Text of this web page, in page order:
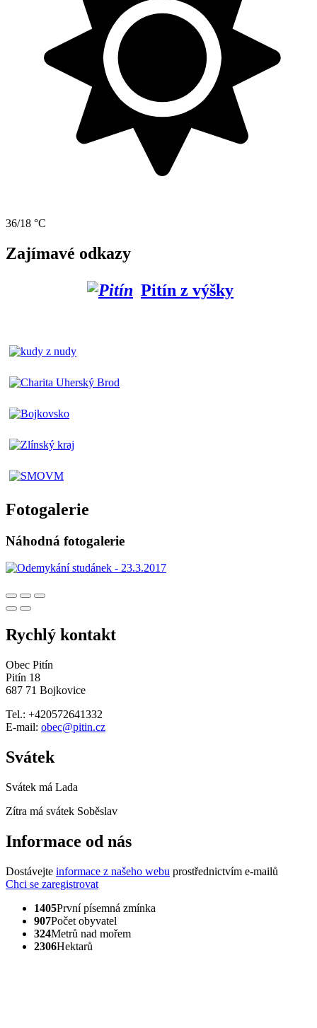
36/18 °C
Zajímavé odkazy
Pitín z výšky
Fotogalerie
Náhodná fotogalerie
Rychlý kontakt
Obec Pitín
Pitín 18
687 71 Bojkovice
Tel.: +420572641332
E-mail: obec@pitin.cz
Svátek
Svátek má Lada
Zítra má svátek Soběslav
Informace od nás
Dostávejte informace z našeho webu prostřednictvím e-mailů
Chci se zaregistrovat
1405První písemná zmínka
907Počet obyvatel
324Metrů nad mořem
2306Hektarů